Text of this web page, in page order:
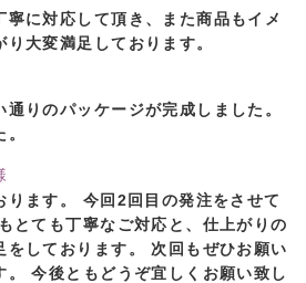
に対応して頂き、また商品もイメ
り大変満足しております。
りのパッケージが完成しました。
ります。 今回2回目の発注をさせて
とても丁寧なご対応と、仕上がりの
をしております。 次回もぜひお願い
。 今後ともどうぞ宜しくお願い致し